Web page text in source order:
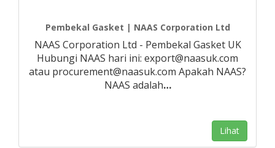
Pembekal Gasket | NAAS Corporation Ltd
NAAS Corporation Ltd - Pembekal Gasket UK
Hubungi NAAS hari ini: export@naasuk.com
atau procurement@naasuk.com Apakah NAAS?
NAAS adalah…
Lihat